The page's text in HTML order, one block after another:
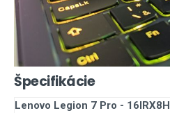
Špecifikácie
Lenovo Legion 7 Pro - 16IRX8H